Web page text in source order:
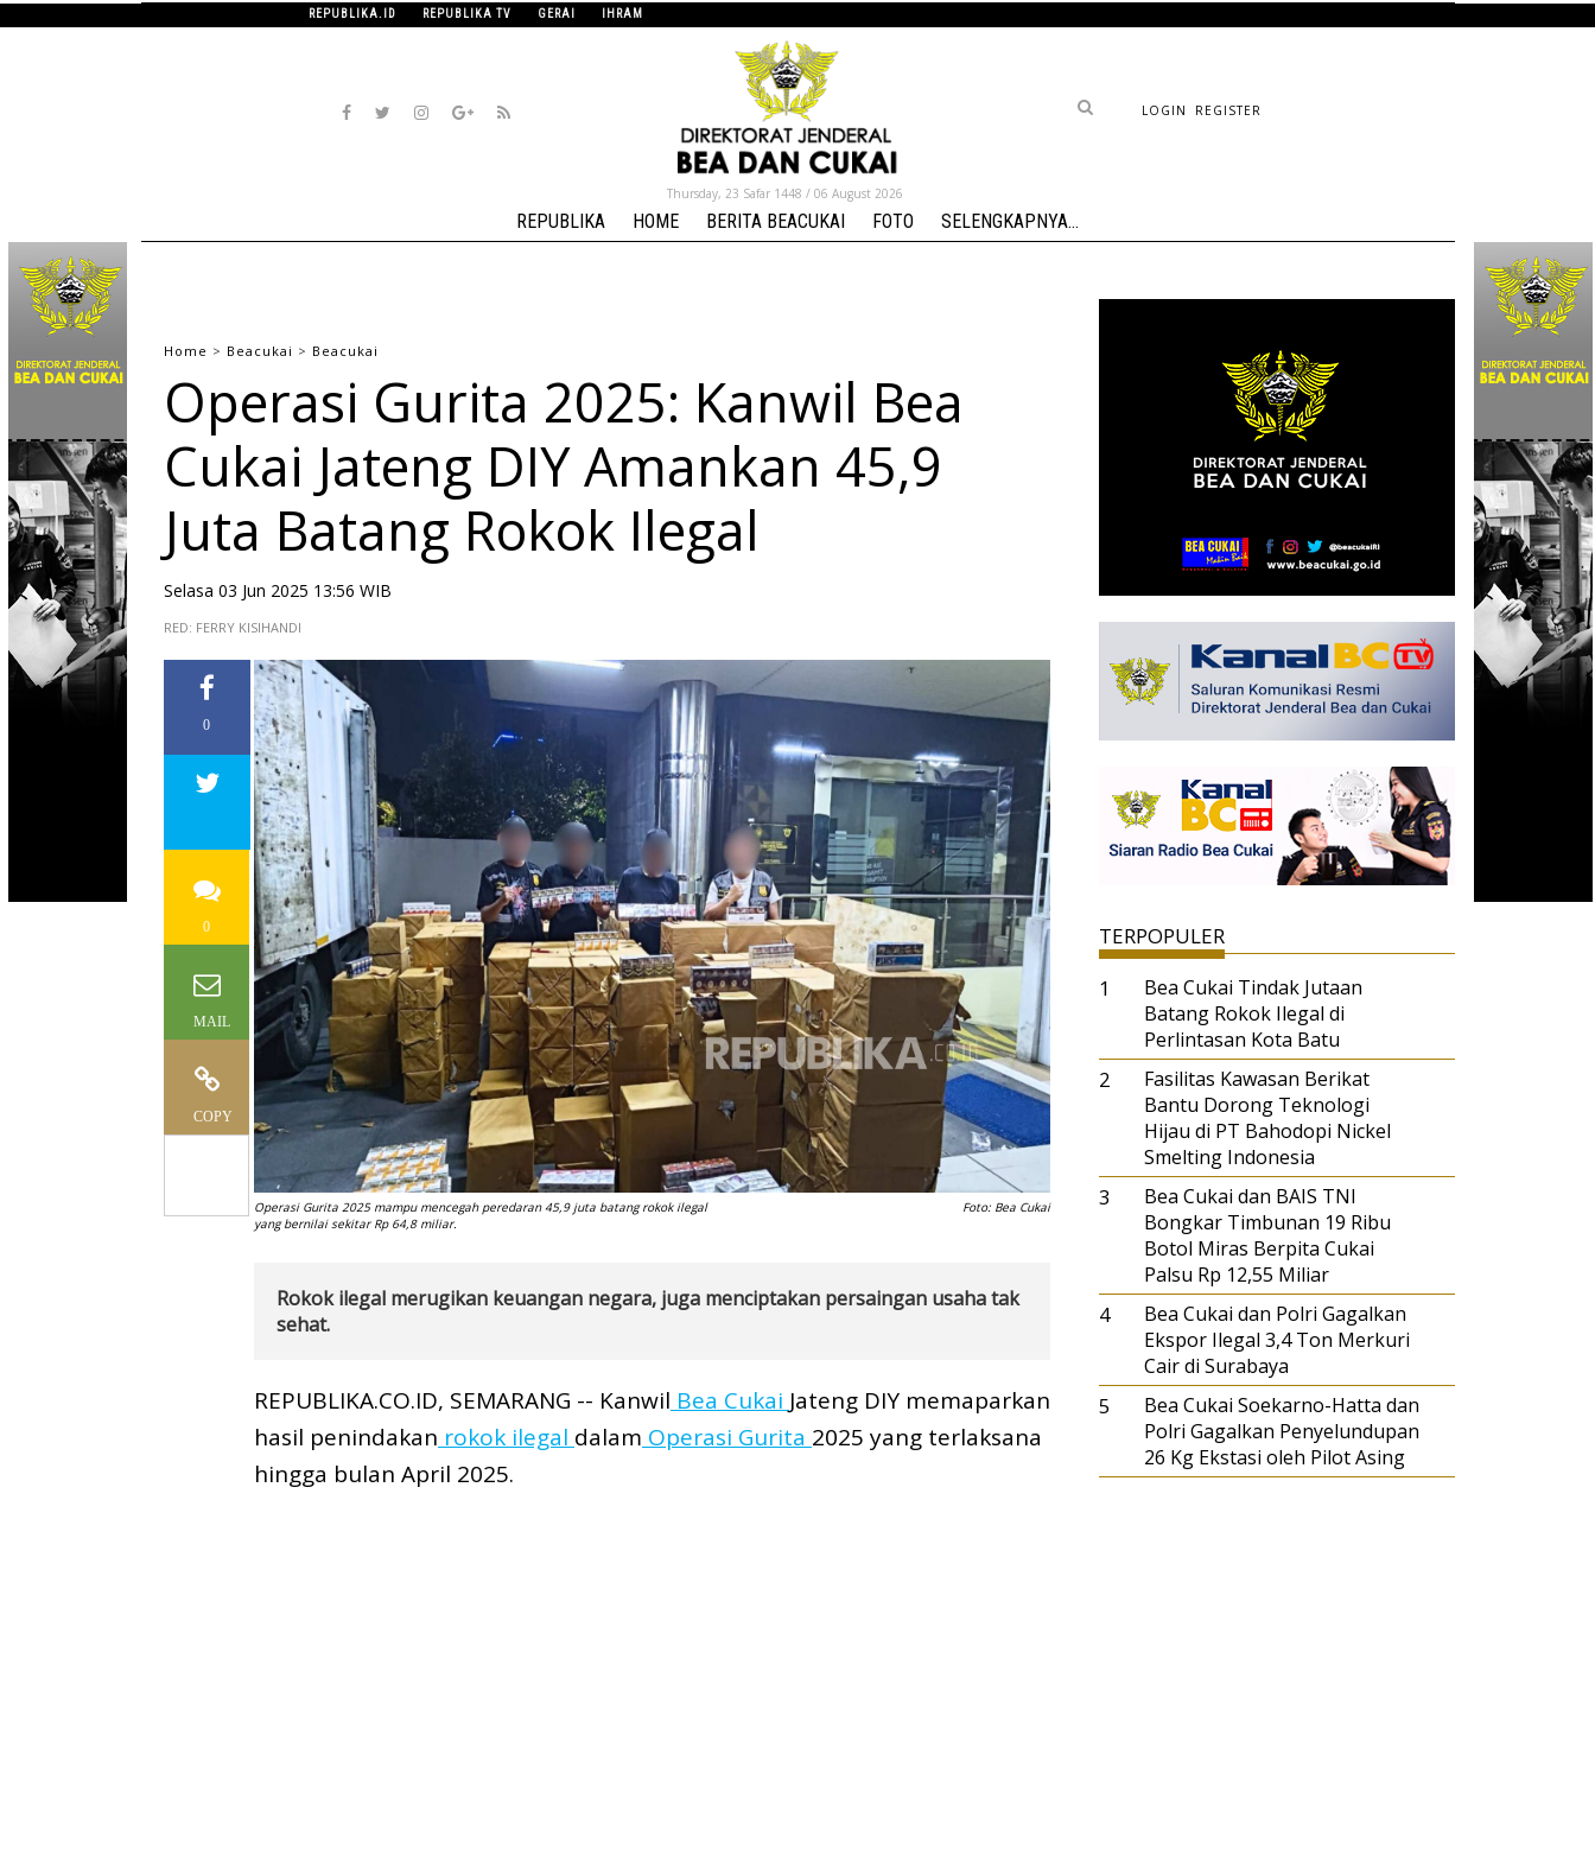
REPUBLIKA.ID REPUBLIKA TV GERAI IHRAM
Thursday, 23 Safar 1448 / 06 August 2026
LOGIN REGISTER
REPUBLIKA HOME BERITA BEACUKAI FOTO SELENGKAPNYA...
Home > Beacukai > Beacukai
Operasi Gurita 2025: Kanwil Bea
Cukai Jateng DIY Amankan 45,9
Juta Batang Rokok Ilegal
Selasa 03 Jun 2025 13:56 WIB
RED: FERRY KISIHANDI
0
0
MAIL
COPY
Operasi Gurita 2025 mampu mencegah peredaran 45,9 juta batang rokok ilegal
yang bernilai sekitar Rp 64,8 miliar.
Foto: Bea Cukai
Rokok ilegal merugikan keuangan negara, juga menciptakan persaingan usaha tak
sehat.
REPUBLIKA.CO.ID, SEMARANG -- Kanwil Bea Cukai Jateng DIY memaparkan
hasil penindakan rokok ilegal dalam Operasi Gurita 2025 yang terlaksana
hingga bulan April 2025.
TERPOPULER
1
Bea Cukai Tindak Jutaan
Batang Rokok Ilegal di
Perlintasan Kota Batu
2
Fasilitas Kawasan Berikat
Bantu Dorong Teknologi
Hijau di PT Bahodopi Nickel
Smelting Indonesia
3
Bea Cukai dan BAIS TNI
Bongkar Timbunan 19 Ribu
Botol Miras Berpita Cukai
Palsu Rp 12,55 Miliar
4
Bea Cukai dan Polri Gagalkan
Ekspor Ilegal 3,4 Ton Merkuri
Cair di Surabaya
5
Bea Cukai Soekarno-Hatta dan
Polri Gagalkan Penyelundupan
26 Kg Ekstasi oleh Pilot Asing